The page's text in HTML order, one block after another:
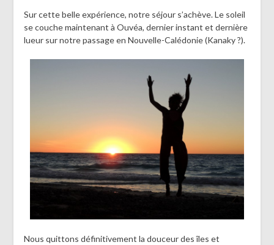
Sur cette belle expérience, notre séjour s’achève. Le soleil
se couche maintenant à Ouvéa, dernier instant et dernière
lueur sur notre passage en Nouvelle-Calédonie (Kanaky ?).
Nous quittons définitivement la douceur des îles et